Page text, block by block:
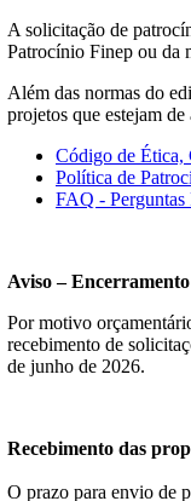
A solicitação de
Patrocínio Finep ou da
Além das normas do
projetos que estejam
Código de Ética,
Política de
FAQ - Perguntas
Aviso –
Por motivo
recebimento de
de junho de 2026.
Recebimento das
O prazo para envio de